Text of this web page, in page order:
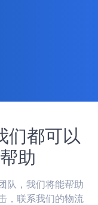
们都可以
助
队，我们将能帮助
，联系我们的物流